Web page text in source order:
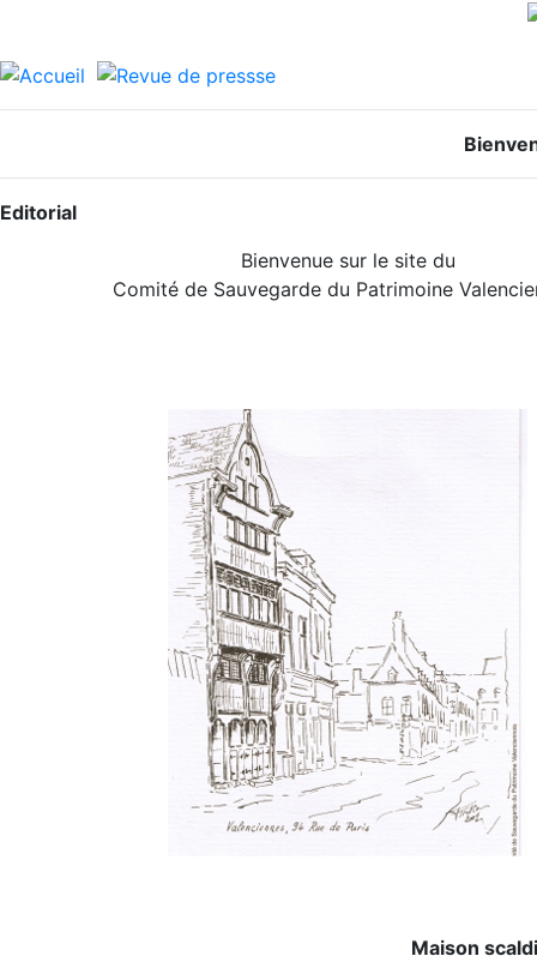
Editorial
Bienvenue sur le site du
Comité de Sauvegarde du Patrimoine
Maison